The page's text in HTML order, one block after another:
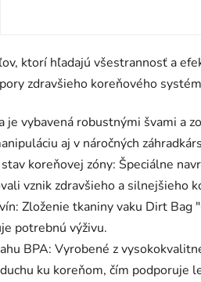
ktorí hľadajú všestrannosť a
zdravšieho koreňového
je vybavená robustnými švami a
aj v náročných
koreňovej zóny: Špeciálne
vznik zdravšieho a silnejšieho
Zloženie tkaniny vaku Dirt
potrebnú výživu.
BPA: Vyrobené z
ku koreňom, čím podporuje